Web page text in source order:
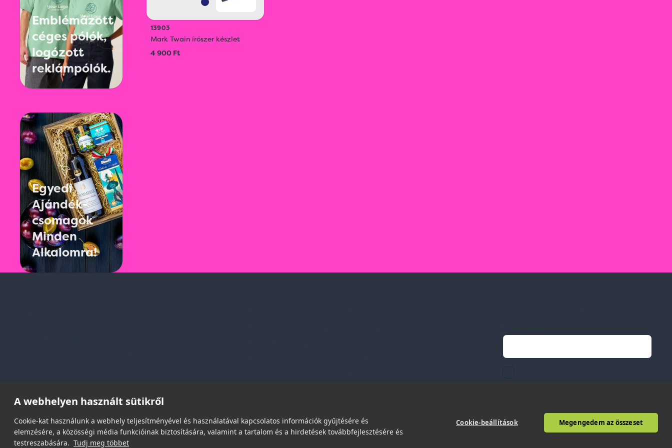
A webhelyen használt sütikről
Cookie-kat használunk a webhely teljesítményével és használatával kapcsolatos információk gyűjtésére és
elemzésére, a közösségi média funkcióinak biztosítására, valamint a tartalom és a hirdetések továbbfejlesztésére és
testreszabására. Tudj meg többet
Cookie-beállítások Megengedem az összeset
Emblémázott
céges pólók,
logózott
reklámpólók.
Egyedi
Ajándék-
csomagok
Minden
Alkalomra!
13903
Mark Twain írószer készlet
4 900 Ft